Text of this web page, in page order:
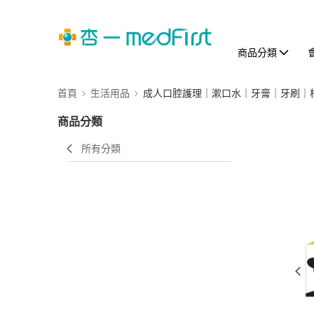
商品分類
首頁 生活用品 成人口腔護理｜漱口水｜牙膏｜牙刷｜
商品分類
所有分類